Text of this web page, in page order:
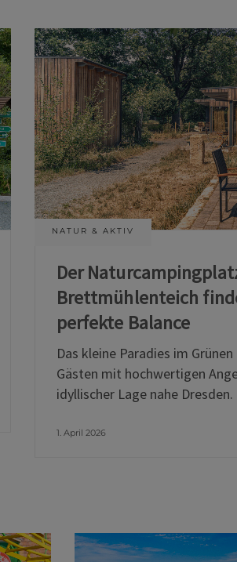
NATUR & AKTIV
Der
Brettmühlenteich
perfekte Balance
Das kleine Paradies im
Gästen mit hochwertigen
idyllischer Lage nahe Dresden.
1. April 2026